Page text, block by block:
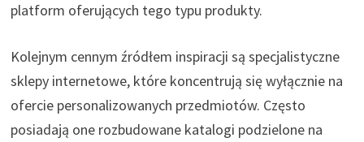
platform oferujących tego typu produkty.
Kolejnym cennym źródłem inspiracji są specjalistyczne
sklepy internetowe, które koncentrują się wyłącznie na
ofercie personalizowanych przedmiotów. Często
posiadają one rozbudowane katalogi podzielone na